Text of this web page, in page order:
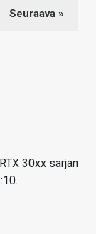
Seuraava »
30xx sarjan